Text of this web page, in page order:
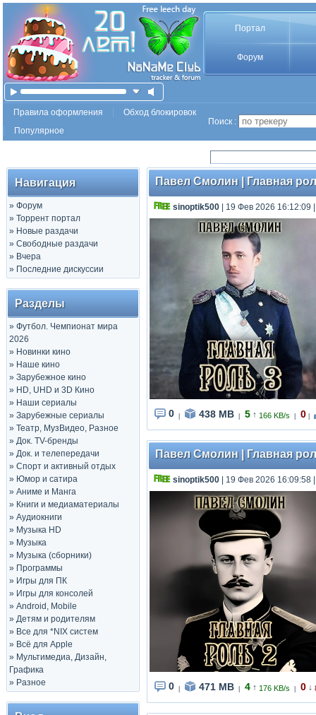
Портал
Форум
Правила оформления
Обход блокировок
Популярное
Поиск :
Навигация
» Форум
» Торрент портал
» Новые раздачи
» Свободные раздачи
» Вчера
» Последние дискуссии
Разделы
» Футбол. Чемпионат мира
2026
» Новинки кино
» Наше кино
» Зарубежное кино
» HD, UHD и 3D Кино
» Наши сериалы
» Зарубежные сериалы
» Театр, МузВидео, Разное
» Док. TV-бренды
» Док. и телепередачи
» Спорт и активный отдых
» Юмор и сатира
» Аниме и Манга
» Книги и медиаматериалы
» Аудиокниги
» Музыка HD
» Музыка
» Музыка (сборники)
» Программы
» Игры для ПК
» Игры для консолей
» Android, Mobile
» Детям и родителям
» Все для *NIX систем
» Всё для Apple
» Мультимедиа, Дизайн,
Графика
» Разное
Павел Смолин | Главная
sinoptik500 | 19 Фев 2026 16:12:09
0 438 MB 5 ↑ 166 KB/s 0
Павел Смолин | Главная
sinoptik500 | 19 Фев 2026 16:09:58
0 471 MB 4 ↑ 176 KB/s 0 ↓